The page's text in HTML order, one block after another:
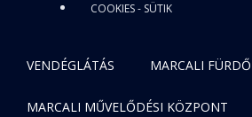
COOKIES - SÜTIK
VENDÉGLÁTÁS MARCALI FÜRDŐ
MARCALI MŰVELŐDÉSI KÖZPONT